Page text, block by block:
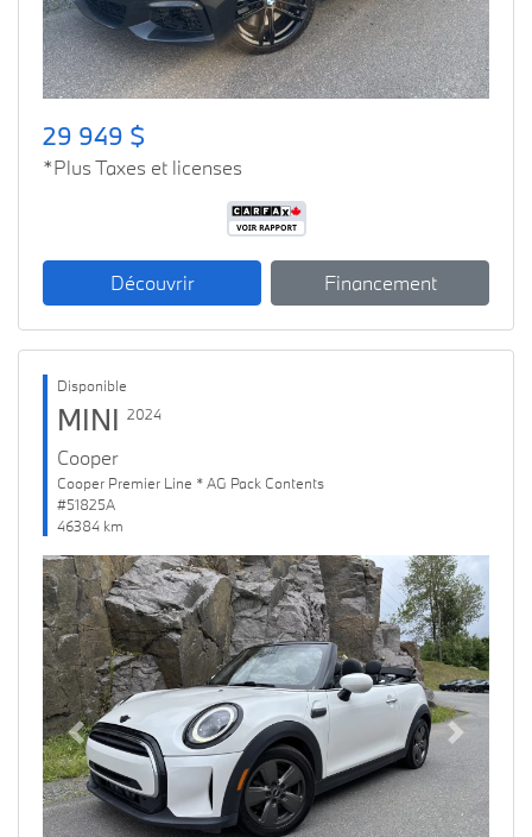
29 949 $
*Plus Taxes et licenses
Découvrir Financement
Disponible
MINI 2024
Cooper
Cooper Premier Line * AG Pack Contents
#51825A
46384 km
Previous Next